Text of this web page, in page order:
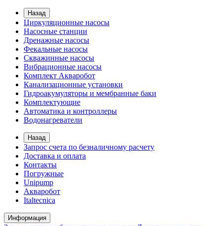
Назад
Циркуляционные насосы
Насосные станции
Дренажные насосы
Фекальные насосы
Скважинные насосы
Вибрационные насосы
Комплект Акваробот
Канализационные установки
Гидроакумуляторы и мембранные баки
Комплектующие
Автоматика и контроллеры
Водонагреватели
Назад
Запрос счета по безналичному расчету
Доставка и оплата
Контакты
Погружные
Unipump
Акваробот
Italtecnica
Информация